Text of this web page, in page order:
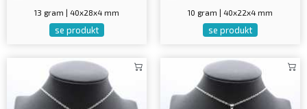
13 gram | 40x28x4 mm
se produkt
10 gram | 40x22x4 mm
se produkt